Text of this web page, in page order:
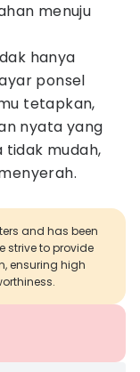
menuju
hanya
ponsel
tetapkan,
nyata yang
tidak mudah,
and has been
strive to provide
ensuring high